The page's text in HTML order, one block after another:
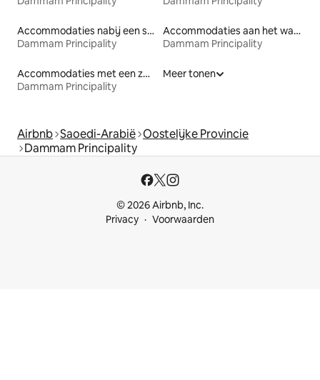
Accommodaties nabij een strand
Dammam Principality
Accommodaties aan het water
Dammam Principality
Accommodaties met een zwembad
Dammam Principality
Meer tonen
Airbnb Saoedi-Arabië Oostelijke Provincie
Dammam Principality
© 2026 Airbnb, Inc.
Privacy
Voorwaarden